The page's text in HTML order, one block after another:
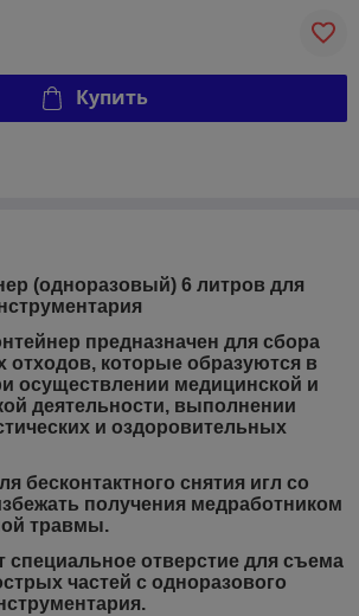
Купить
(одноразовый) 6 литров для
предназначен для сбора
отходов, которые образуются в
осуществлении медицинской и
деятельности, выполнении
и оздоровительных
бесконтактного снятия игл со
получения медработником
травмы.
специальное отверстие для съема
частей с одноразового